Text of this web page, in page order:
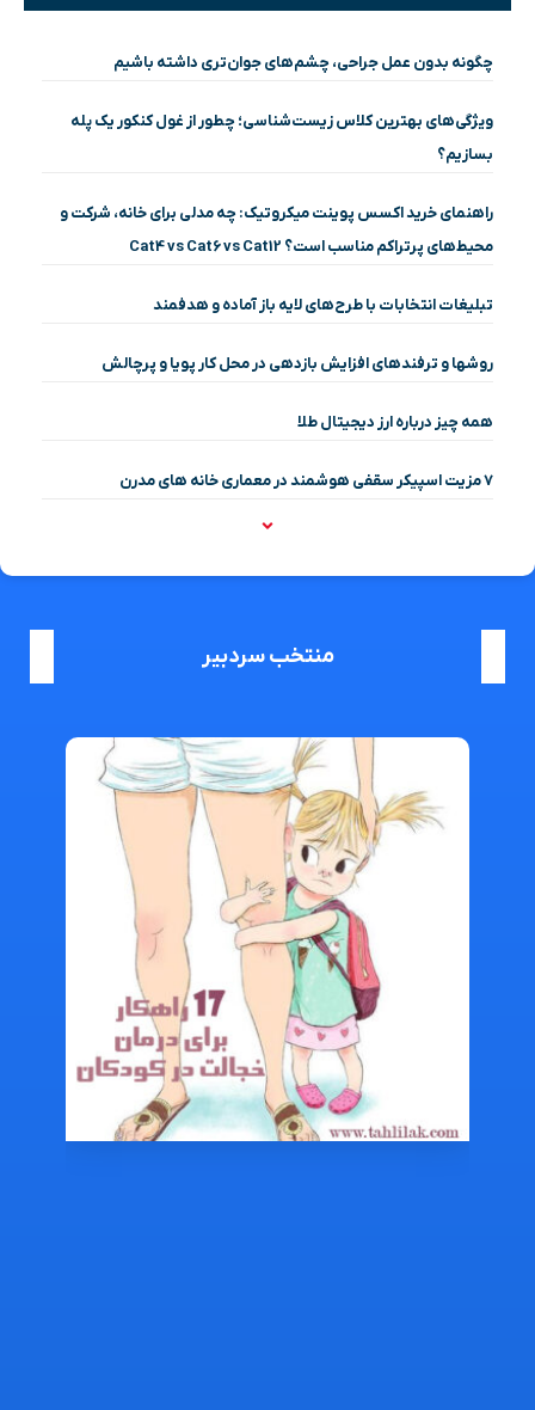
چگونه بدون عمل جراحی، چشم‌های جوان‌تری داشته باشیم
ویژگی‌های بهترین کلاس زیست‌شناسی؛ چطور از غول کنکور یک پله
بسازیم؟
راهنمای خرید اکسس پوینت میکروتیک: چه مدلی برای خانه، شرکت و
محیط‌های پرتراکم مناسب است؟ Cat4 vs Cat6 vs Cat12
تبلیغات انتخابات با طرح‌های لایه باز آماده و هدفمند
روشها و ترفندهای افزایش بازدهی در محل کار پویا و پرچالش
همه چیز درباره ارز دیجیتال طلا
۷ مزیت اسپیکر سقفی هوشمند در معماری خانه‌ های مدرن
منتخب سردبیر